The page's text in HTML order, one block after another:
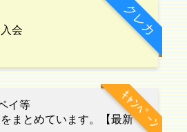
クレカ
会
ｷｬﾝﾍﾟｰﾝ
イ等
まとめています。【最新